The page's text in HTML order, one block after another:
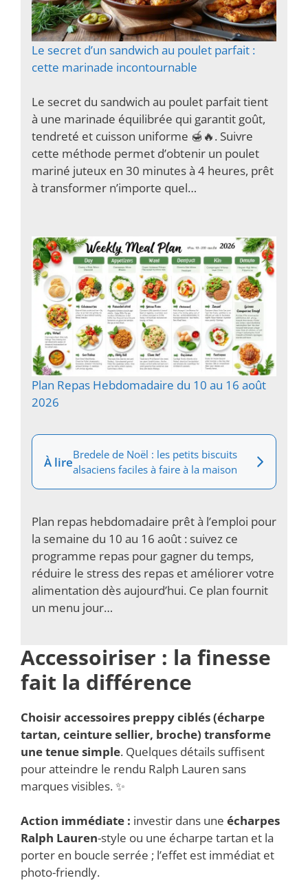
Le secret d’un sandwich au poulet parfait :
cette marinade incontournable
Le secret du sandwich au poulet parfait tient
à une marinade équilibrée qui garantit goût,
tendreté et cuisson uniforme 🍯🔥. Suivre
cette méthode permet d’obtenir un poulet
mariné juteux en 30 minutes à 4 heures, prêt
à transformer n’importe quel…
Plan Repas Hebdomadaire du 10 au 16 août
2026
À lireBredele de Noël : les petits biscuits
alsaciens faciles à faire à la maison
Plan repas hebdomadaire prêt à l’emploi pour
la semaine du 10 au 16 août : suivez ce
programme repas pour gagner du temps,
réduire le stress des repas et améliorer votre
alimentation dès aujourd’hui. Ce plan fournit
un menu jour…
Accessoiriser : la finesse
fait la différence
Choisiraccessoires preppyciblés (écharpe
tartan, ceinture sellier, broche) transforme
une tenue simple. Quelques détails suffisent
pour atteindre le rendu Ralph Lauren sans
marques visibles. ✨
Action immédiate : investir dans une écharpes
Ralph Lauren-style ou une écharpe tartan et la
porter en boucle serrée ; l’effet est immédiat et
photo-friendly.